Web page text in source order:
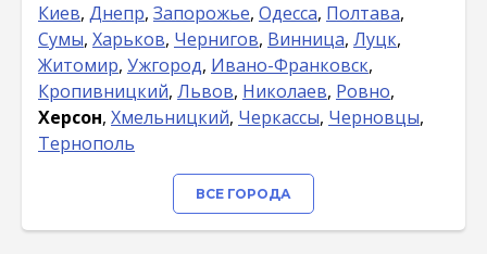
Киев, Днепр, Запорожье, Одесса, Полтава,
Сумы, Харьков, Чернигов, Винница, Луцк,
Житомир, Ужгород, Ивано-Франковск,
Кропивницкий, Львов, Николаев, Ровно,
Херсон, Хмельницкий, Черкассы, Черновцы,
Тернополь
ВСЕ ГОРОДА